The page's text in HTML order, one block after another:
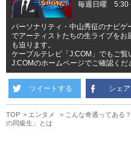
毎週日曜 5:30
パーソナリティ・中山秀征のナビ
でアーティストたちの生ライブをお
も迫ります。
ケーブルテレビ「J:COM」でもご覧
J:COMのホームページでご確認くだ
ツイートする シェ
TOP エンタメ
こんな奇遇ってある
の同級生」とは